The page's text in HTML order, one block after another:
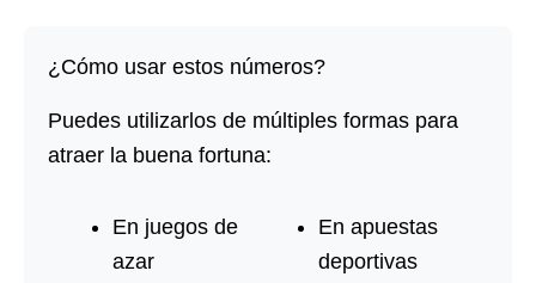
¿Cómo usar estos números?
Puedes utilizarlos de múltiples formas para
atraer la buena fortuna:
En juegos de
azar
En apuestas
deportivas